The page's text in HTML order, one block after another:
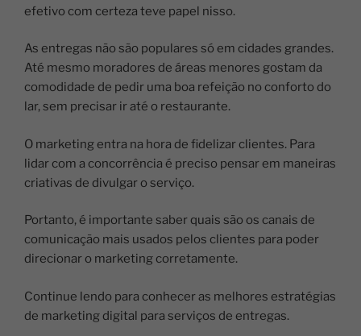
efetivo com certeza teve papel nisso.
As entregas não são populares só em cidades grandes.
Até mesmo moradores de áreas menores gostam da
comodidade de pedir uma boa refeição no conforto do
lar, sem precisar ir até o restaurante.
O marketing entra na hora de fidelizar clientes. Para
lidar com a concorrência é preciso pensar em maneiras
criativas de divulgar o serviço.
Portanto, é importante saber quais são os canais de
comunicação mais usados pelos clientes para poder
direcionar o marketing corretamente.
Continue lendo para conhecer as melhores estratégias
de marketing digital para serviços de entregas.